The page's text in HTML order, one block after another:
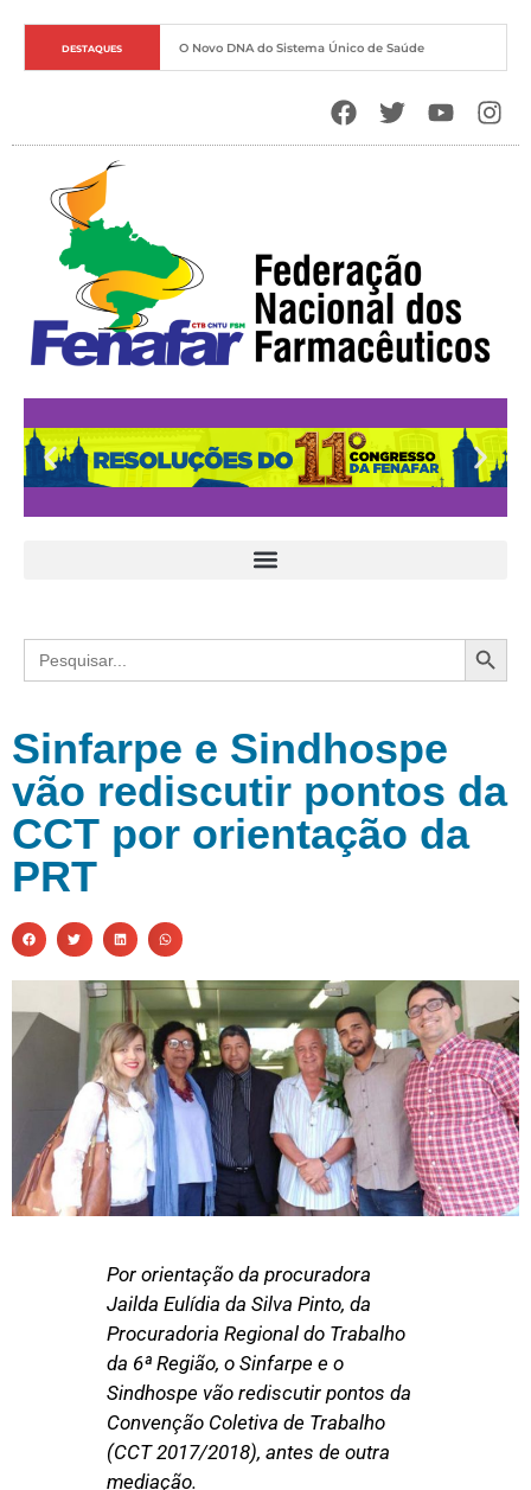
DESTAQUES O Novo DNA do Sistema Único de Saúde
Search
for:
Sinfarpe e Sindhospe
vão rediscutir pontos da
CCT por orientação da
PRT
Por orientação da procuradora
Jailda Eulídia da Silva Pinto, da
Procuradoria Regional do Trabalho
da 6ª Região, o Sinfarpe e o
Sindhospe vão rediscutir pontos da
Convenção Coletiva de Trabalho
(CCT 2017/2018), antes de outra
mediação.